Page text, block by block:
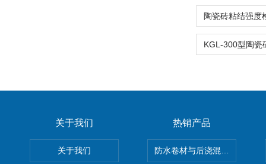
关于我们
关于我们
热销产品
防水卷材与后浇混凝土剥离强